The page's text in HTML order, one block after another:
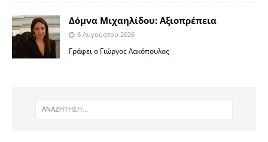
Δόμνα Μιχαηλίδου: Αξιοπρέπεια
6 Αυγούστου 2026
Γράφει ο Γιώργος Λακόπουλος